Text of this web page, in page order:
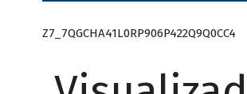
Z7_7QGCHA41L0RP906P422Q9Q0CC4